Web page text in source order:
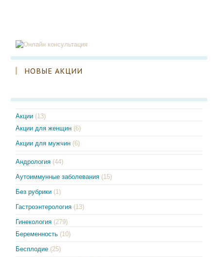
НОВЫЕ АКЦИИ
Акции (13)
Акции для женщин (6)
Акции для мужчин (6)
Андрология (44)
Аутоиммунные заболевания (15)
Без рубрики (1)
Гастроэнтерология (13)
Гинекология (279)
Беременность (10)
Бесплодие (25)